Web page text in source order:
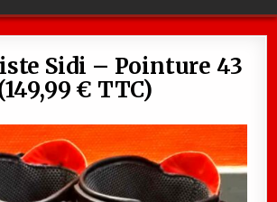
Sidi – Pointure 43
€ TTC)